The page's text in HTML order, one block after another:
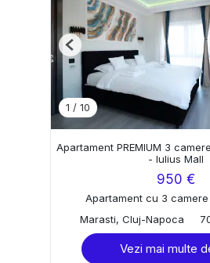
1 / 10
Previous
Apartament PREMIUM 3
- Iulius Mall
950 €
Apartament cu 3
Marasti, Cluj-Napoca
Vezi mai multe